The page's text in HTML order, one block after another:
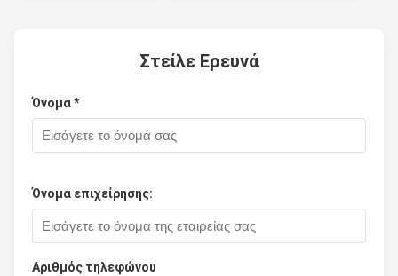
Στείλε Ερευνά
Όνομα *
Όνομα επιχείρησης:
Αριθμός τηλεφώνου